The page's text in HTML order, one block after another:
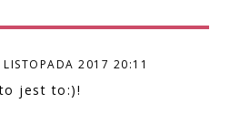
LISTOPADA 2017 20:11
jest to:)!